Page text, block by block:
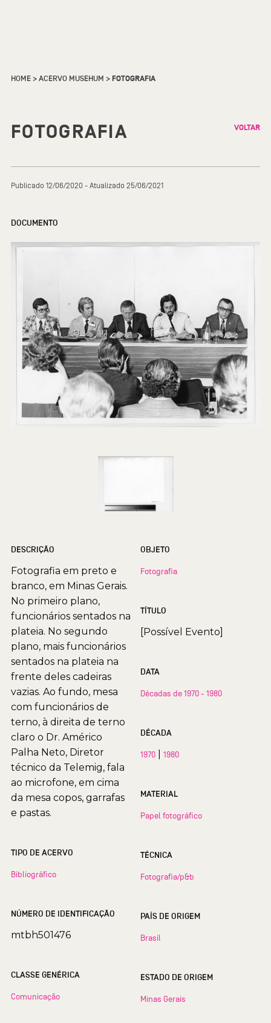
HOME>ACERVO MUSEHUM >FOTOGRAFIA
FOTOGRAFIA VOLTAR
Publicado 12/06/2020 - Atualizado 25/06/2021
DOCUMENTO
DESCRIÇÃO
Fotografia em preto e
branco, em Minas Gerais.
No primeiro plano,
funcionários sentados na
plateia. No segundo
plano, mais funcionários
sentados na plateia na
frente deles cadeiras
vazias. Ao fundo, mesa
com funcionários de
terno, à direita de terno
claro o Dr. Américo
Palha Neto, Diretor
técnico da Telemig, fala
ao microfone, em cima
da mesa copos, garrafas
e pastas.
TIPO DE ACERVO
Bibliográfico
NÚMERO DE IDENTIFICAÇÃO
mtbh501476
CLASSE GENÉRICA
Comunicação
OBJETO
Fotografia
TÍTULO
[Possível Evento]
DATA
Décadas de 1970 - 1980
DÉCADA
1970 1980
MATERIAL
Papel fotográfico
TÉCNICA
Fotografia/p&b
PAÍS DE ORIGEM
Brasil
ESTADO DE ORIGEM
Minas Gerais